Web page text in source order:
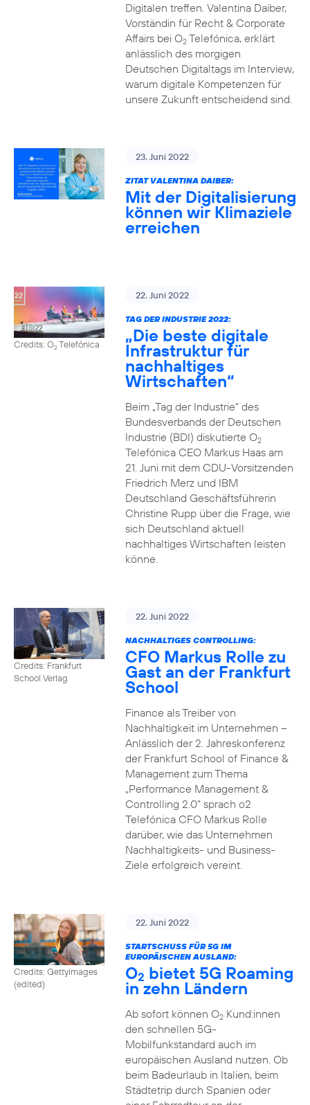
Digitalen treffen. Valentina Daiber,
Vorständin für Recht & Corporate
Affairs bei O2Telefónica, erklärt
anlässlich des morgigen
Deutschen Digitaltags im Interview,
warum digitale Kompetenzen für
unsere Zukunft entscheidend sind.
23. Juni 2022
ZITAT VALENTINA DAIBER:
Mit der Digitalisierung
können wir Klimaziele
erreichen
Credits: O2Telefónica
22. Juni 2022
TAG DER INDUSTRIE 2022:
„Die beste digitale
Infrastruktur für
nachhaltiges
Wirtschaften“
Beim „Tag der Industrie“ des
Bundesverbands der Deutschen
Industrie (BDI) diskutierte O2
Telefónica CEO Markus Haas am
21. Juni mit dem CDU-Vorsitzenden
Friedrich Merz und IBM
Deutschland Geschäftsführerin
Christine Rupp über die Frage, wie
sich Deutschland aktuell
nachhaltiges Wirtschaften leisten
könne.
Credits: Frankfurt
School Verlag
22. Juni 2022
NACHHALTIGES CONTROLLING:
CFO Markus Rolle zu
Gast an der Frankfurt
School
Finance als Treiber von
Nachhaltigkeit im Unternehmen –
Anlässlich der 2. Jahreskonferenz
der Frankfurt School of Finance &
Management zum Thema
„Performance Management &
Controlling 2.0“ sprach o2
Telefónica CFO Markus Rolle
darüber, wie das Unternehmen
Nachhaltigkeits- und Business-
Ziele erfolgreich vereint.
Credits: Gettyimages
(edited)
22. Juni 2022
STARTSCHUSS FÜR 5G IM
EUROPÄISCHEN AUSLAND:
O2 bietet 5G Roaming
in zehn Ländern
Ab sofort können O2Kund:innen
den schnellen 5G-
Mobilfunkstandard auch im
europäischen Ausland nutzen. Ob
beim Badeurlaub in Italien, beim
Städtetrip durch Spanien oder